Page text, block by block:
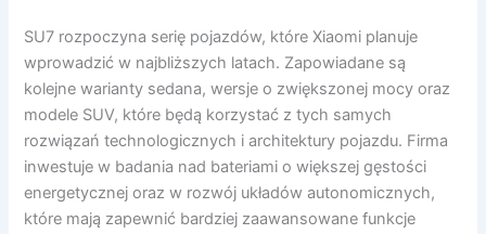
SU7 rozpoczyna serię pojazdów, które Xiaomi planuje
wprowadzić w najbliższych latach. Zapowiadane są
kolejne warianty sedana, wersje o zwiększonej mocy oraz
modele SUV, które będą korzystać z tych samych
rozwiązań technologicznych i architektury pojazdu. Firma
inwestuje w badania nad bateriami o większej gęstości
energetycznej oraz w rozwój układów autonomicznych,
które mają zapewnić bardziej zaawansowane funkcje